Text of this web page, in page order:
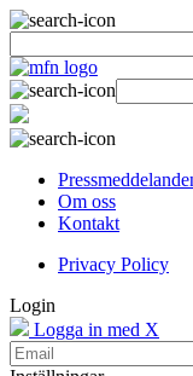
Om oss
Kontakt
Privacy Policy
Login
Logga in med X